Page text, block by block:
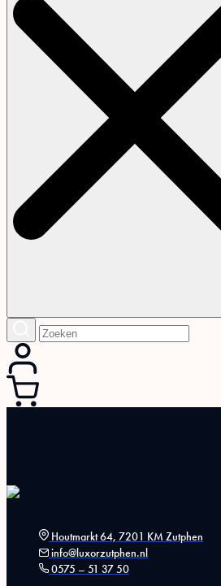
Houtmarkt 64, 7201 KM Zutphen
info@luxorzutphen.nl
0575 – 51 37 50